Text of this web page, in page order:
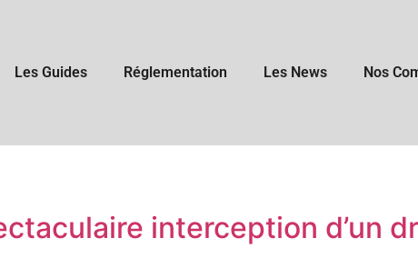
Les Guides Réglementation Les News Nos
interception d’un